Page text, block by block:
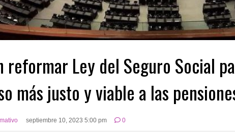
reformar Ley del Seguro Social
más justo y viable a las
septiembre 10, 2023 5:00 pm 0